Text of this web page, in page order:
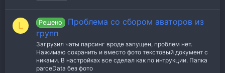
L Решено
Проблема со сбором аваторов из
групп
Загрузил чаты парсинг вроде запущен, проблем нет.
Нажимаю сохранить и вместо фото текстовый документ с
никами. В настройках все сделал как по интрукции. Папка
parceData без фото